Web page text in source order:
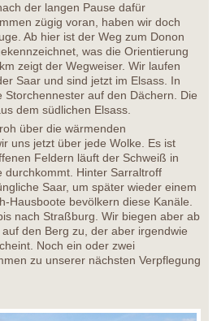
der langen Pause dafür
zügig voran, haben wir doch
Ab hier ist der Weg zum Donon
was die Orientierung
zeigt der Wegweiser. Wir laufen
Saar und sind jetzt im Elsass. In
auf den Dächern. Die
dem südlichen Elsass.
über die wärmenden
uns jetzt über jede Wolke. Es ist
Feldern läuft der Schweiß in
durchkommt. Hinter Sarraltroff
Saar, um später wieder einem
Hausboote bevölkern diese Kanäle.
nach Straßburg. Wir biegen aber ab
den Berg zu, der aber irgendwie
Noch ein oder zwei
zu unserer nächsten Verpflegung